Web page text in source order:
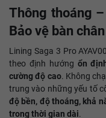
Thông thoáng
Bảo vệ bàn
Lining Saga 3 Pro
theo định hướng ổn
cường độ cao. Không
trung vào những yếu tố
độ bền, độ thoáng, khả
trong thời gian dài.